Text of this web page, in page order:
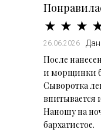
26.06.2026
После
и морщинки
Сыворотка
впитывается
Наношу на
бархатистое.